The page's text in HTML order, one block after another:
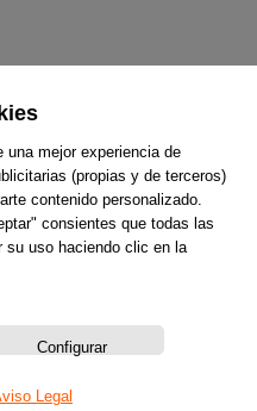
una mejor experiencia de
(propias y de terceros)
contenido personalizado.
consientes que todas las
su uso haciendo clic en la
Configurar
Legal